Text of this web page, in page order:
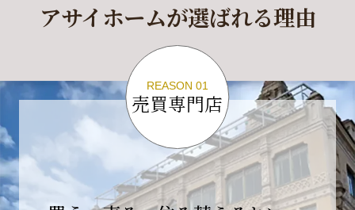
休業期間中に頂きましたお問い合わせにつきま
2026年5月7日(木)以降、順次対応させて頂きま
ご不便をおかけいたしますが、何卒ご理解の程
よろしくお願いいたします。
2026-04-17
【臨時休業のお知らせ】
アサイホームが選ばれる理由
REASON 01
売買専門店